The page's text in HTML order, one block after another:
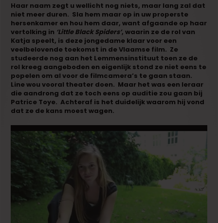
Haar naam zegt u wellicht nog niets, maar lang zal dat
niet meer duren. Sla hem maar op in uw properste
hersenkamer en hou hem daar, want afgaande op haar
vertolking in ‘Little Black Spiders’, waarin ze de rol van
Katja speelt, is deze jongedame klaar voor een
veelbelovende toekomst in de Vlaamse film. Ze
studeerde nog aan het Lemmensinstituut toen ze de
rol kreeg aangeboden en eigenlijk stond ze niet eens te
popelen om al voor de filmcamera’s te gaan staan.
Line wou vooral theater doen. Maar het was een leraar
die aandrong dat ze toch eens op auditie zou gaan bij
Patrice Toye. Achteraf is het duidelijk waarom hij vond
dat ze de kans moest wagen.